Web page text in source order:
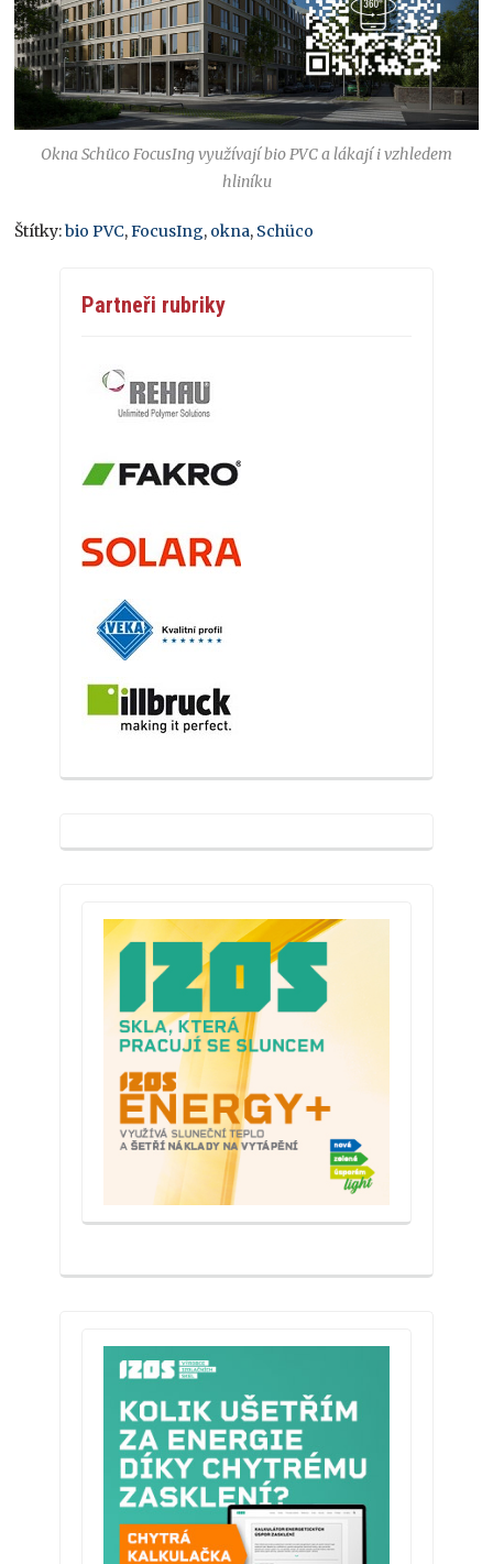
Okna Schüco FocusIng využívají bio PVC a lákají i vzhledem
hliníku
Štítky:bio PVC,FocusIng, okna, Schüco
Partneři rubriky